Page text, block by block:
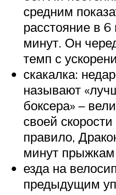
средним
расстояние в
минут. Он
темп с
скакалка:
называют
боксера» –
своей
правило,
минут прыжкам
езда на
предыдущим